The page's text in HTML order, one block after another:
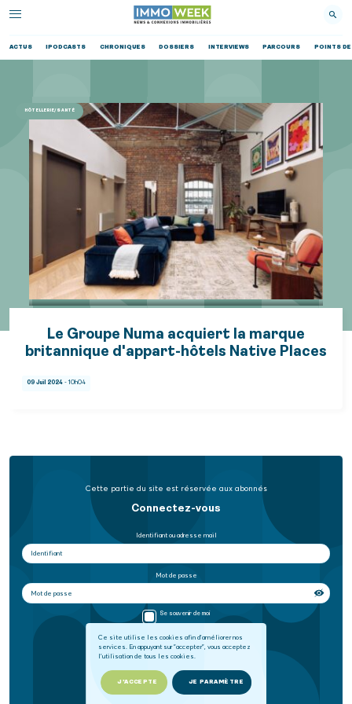
ACTUS IPODCASTS CHRONIQUES DOSSIERS INTERVIEWS PARCOURS POINTS DE
Ce site utilise les cookies afin d'améliorer nos
services. En appuyant sur "accepter", vous acceptez
l'utilisation de tous les cookies.
J'ACCEPTE JE PARAMÈTRE
HÔTELLERIE/SANTÉ
Le Groupe Numa acquiert la marque
britannique d'appart-hôtels Native Places
09 Juil 2024 - 10h04
Cette partie du site est réservée aux abonnés
Connectez-vous
Identifiant ou adresse mail
Mot de passe
Se souvenir de moi
SE CONNECTER
Mot de passe oublié